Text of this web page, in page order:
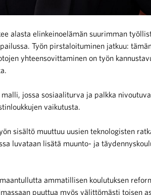
alasta elinkeinoelämän suurimman
Työn pirstaloituminen jatkuu:
yhteensovittaminen on työn
jossa sosiaaliturva ja palkka
vaikutusta.
sisältö muuttuu uusien teknologisten
luvataan lisätä muunto- ja
ammatillisen koulutuksen
puuttua myös välittömästi toisen